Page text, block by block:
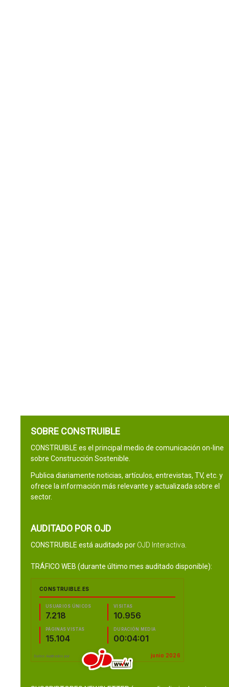
SOBRE CONSTRUIBLE
CONSTRUIBLE es el principal medio de comunicación on-line
sobre Construcción Sostenible.
Publica diariamente noticias, artículos, entrevistas, TV, etc. y
ofrece la información más relevante y actualizada sobre el
sector.
AUDITADO POR OJD
CONSTRUIBLE está auditado por OJD Interactiva
TRÁFICO WEB (durante último mes auditado disponible):